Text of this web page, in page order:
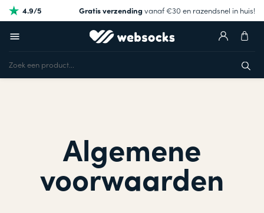
4.9/5 Gratis verzendingvanaf €30 en razendsnel in huis!
Algemene
voorwaarden